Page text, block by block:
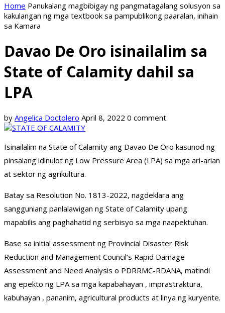
Home Panukalang magbibigay ng pangmatagalang solusyon sa
kakulangan ng mga textbook sa pampublikong paaralan, inihain
sa Kamara
Davao De Oro isinailalim sa
State of Calamity dahil sa
LPA
by Angelica Doctolero April 8, 2022 0 comment
Isinailalim na State of Calamity ang Davao De Oro kasunod ng
pinsalang idinulot ng Low Pressure Area (LPA) sa mga ari-arian
at sektor ng agrikultura.
Batay sa Resolution No. 1813-2022, nagdeklara ang
sangguniang panlalawigan ng State of Calamity upang
mapabilis ang paghahatid ng serbisyo sa mga naapektuhan.
Base sa initial assessment ng Provincial Disaster Risk
Reduction and Management Council’s Rapid Damage
Assessment and Need Analysis o PDRRMC-RDANA, matindi
ang epekto ng LPA sa mga kapabahayan , imprastraktura,
kabuhayan , pananim, agricultural products at linya ng kuryente.